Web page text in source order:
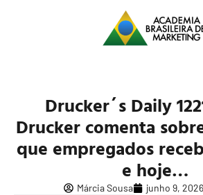
Drucker´s Daily
Drucker comenta
que empregados
e hoje…
Márcia Sousa junho 9, 2026